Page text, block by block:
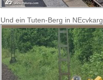
Und ein Tuten-Berg in